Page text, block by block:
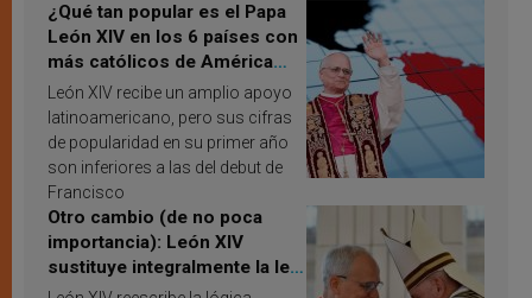
¿Qué tan popular es el Papa
León XIV en los 6 países con
más católicos de América
Latina en 2026? Publican
resultados de investigación
León XIV recibe un amplio apoyo
latinoamericano, pero sus cifras
de popularidad en su primer año
son inferiores a las del debut de
Francisco
Otro cambio (de no poca
importancia): León XIV
sustituye integralmente la ley
vaticana de Papa Francisco